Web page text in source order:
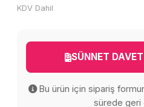
KDV Dahil
SÜNNET
Bu ürün için sipariş
sürede geri